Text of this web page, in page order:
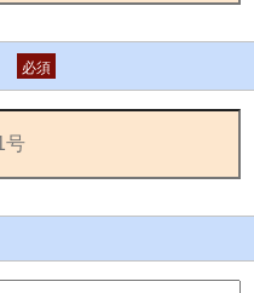
必須